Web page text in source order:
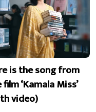
is the song from
‘Kamala Miss’
video)